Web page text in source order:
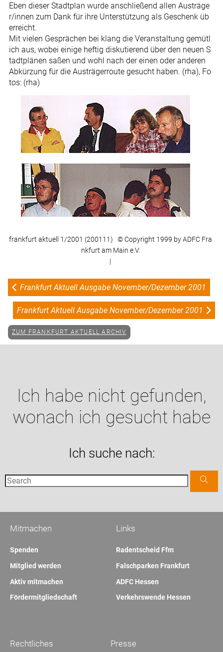
Eben dieser Stadtplan wurde anschließend allen Austräge
r/innen zum Dank für ihre Unterstützung als Geschenk üb
erreicht.
Mit vielen Gesprächen bei klang die Veranstaltung gemütl
ich aus, wobei einige heftig diskutierend über den neuen S
tadtplänen saßen und wohl nach der einen oder anderen
Abkürzung für die Austrägerroute gesucht haben. (rha), Fo
tos: (rha)
frankfurt aktuell 1/2001 (200111) © Copyright 1999 by ADFC Fra
nkfurt am Main e.V.
|
Frankfurt Aktuell Ausgabe November/Dezember 2001
Frankfurt Aktuell Ausgabe November/Dezember 2001
ZUM FRANKFURT AKTUELL ARCHIV
Ich habe nicht gefunden,
wonach ich gesucht habe
Ich suche nach:
Links
Radentscheid Ffm
Falschparken Frankfurt
ADFC Hessen
Verkehrswende Hessen
Mitmachen
Spenden
Mitglied werden
Aktiv mitmachen
Fördermitgliedschaft
Presse
Rechtliches